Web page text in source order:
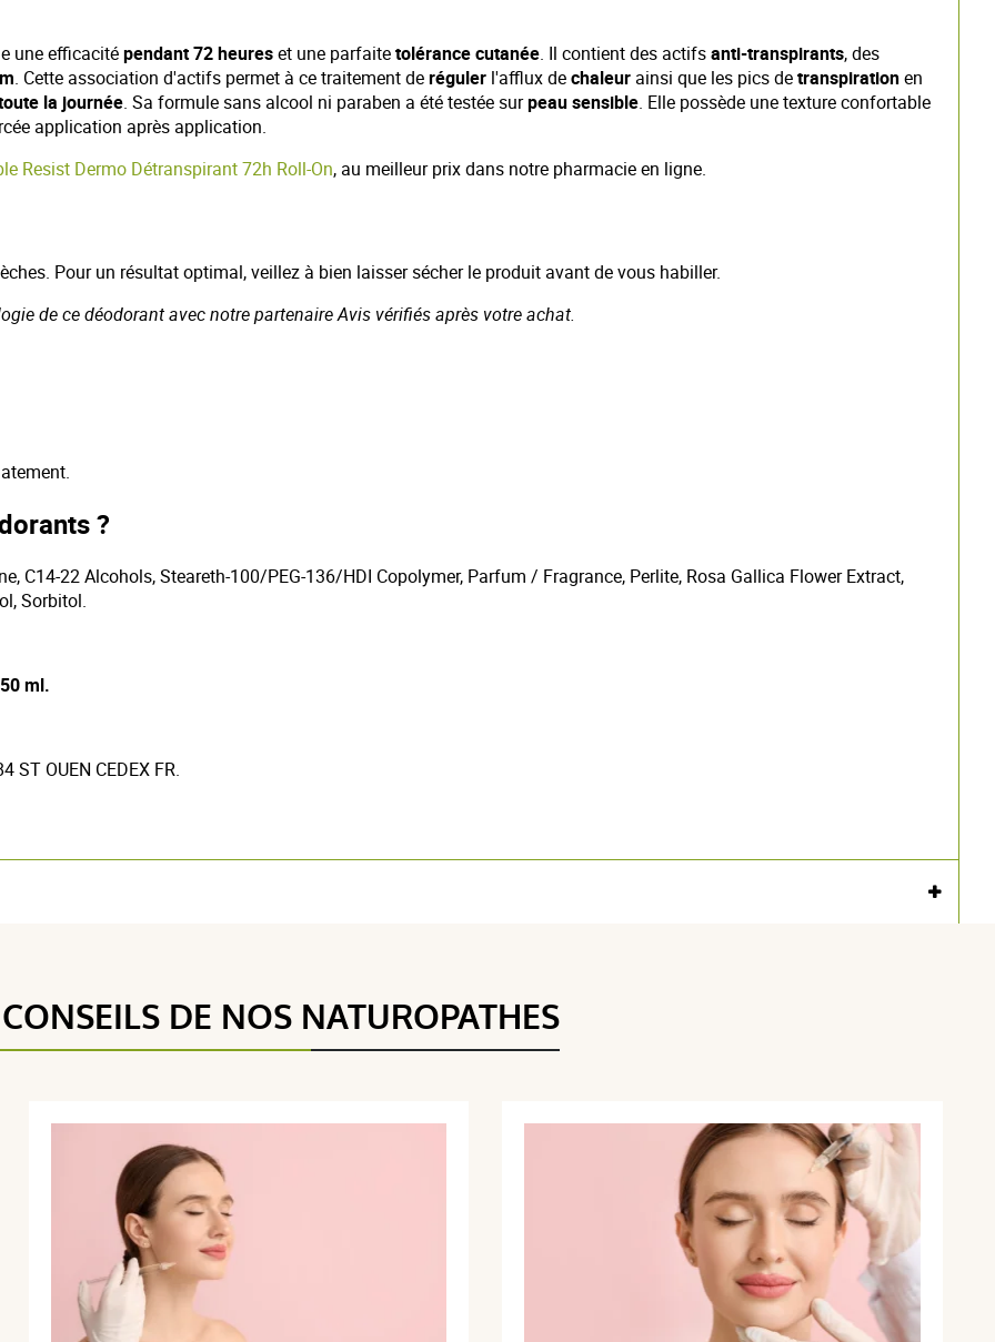
une efficacitépendant 72 heureset une parfaitetolérance cutanée. Il contient des actifsanti-transpirants, des
. Cette association d'actifs permet à ce traitement deréguler l'afflux dechaleur ainsi que les pics detranspirationen
la journée. Sa formule sans alcool ni paraben a été testée surpeau sensible. Elle possède une texture confortable
application après application.
Resist Dermo Détranspirant 72h Roll-On, au meilleur prix dans notre pharmacie en ligne.
Pour un résultat optimal, veillez à bien laisser sécher le produit avant de vous habiller.
de ce déodorant avec notre partenaire Avis vérifiés après votre achat.
?
C14-22 Alcohols, Steareth-100/PEG-136/HDI Copolymer, Parfum / Fragrance, Perlite, Rosa Gallica Flower Extract,
Sorbitol.
ml.
ST OUEN CEDEX FR.
3 étoiles
0
2 étoiles
1 étoile
Trier l'affichage des avis
DE NOS NATUROPATHES